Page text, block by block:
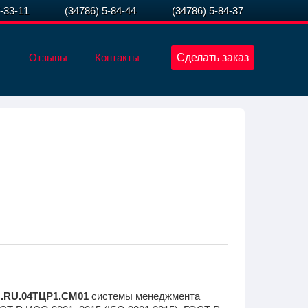
Отзывы Контакты Сделать заказ
33-11 (34786) 5-84-44 (34786) 5-84-37
системы менеджмента